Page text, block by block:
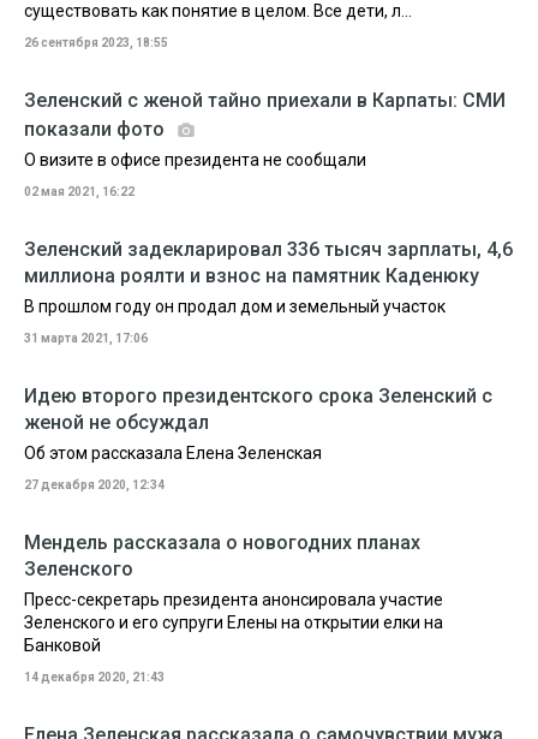
существовать как понятие в целом. Все дети, л...
26 сентября 2023, 18:55
Зеленский с женой тайно приехали в Карпаты: СМИ
показали фото
О визите в офисе президента не сообщали
02 мая 2021, 16:22
Зеленский задекларировал 336 тысяч зарплаты, 4,6
миллиона роялти и взнос на памятник Каденюку
В прошлом году он продал дом и земельный участок
31 марта 2021, 17:06
Идею второго президентского срока Зеленский с
женой не обсуждал
Об этом рассказала Елена Зеленская
27 декабря 2020, 12:34
Мендель рассказала о новогодних планах
Зеленского
Пресс-секретарь президента анонсировала участие
Зеленского и его супруги Елены на открытии елки на
Банковой
14 декабря 2020, 21:43